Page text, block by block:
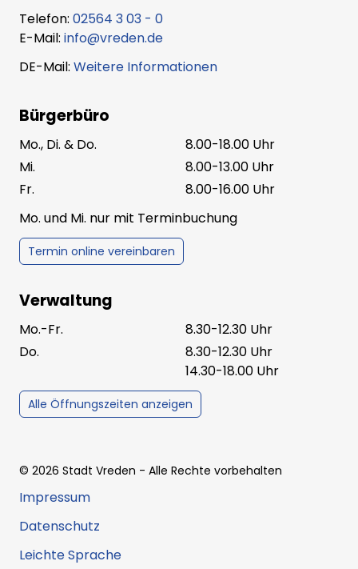
Telefon: 02564 3 03 - 0
E-Mail: info@vreden.de
DE-Mail: Weitere Informationen
Bürgerbüro
Mo., Di. & Do.
8.00-18.00 Uhr
Mi.
8.00-13.00 Uhr
Fr.
8.00-16.00 Uhr
Mo. und Mi. nur mit Terminbuchung
Termin online vereinbaren
Verwaltung
Mo.-Fr.
8.30-12.30 Uhr
Do.
8.30-12.30 Uhr
14.30-18.00 Uhr
Alle Öffnungszeiten anzeigen
© 2026 Stadt Vreden - Alle Rechte vorbehalten
Impressum
Datenschutz
Leichte Sprache